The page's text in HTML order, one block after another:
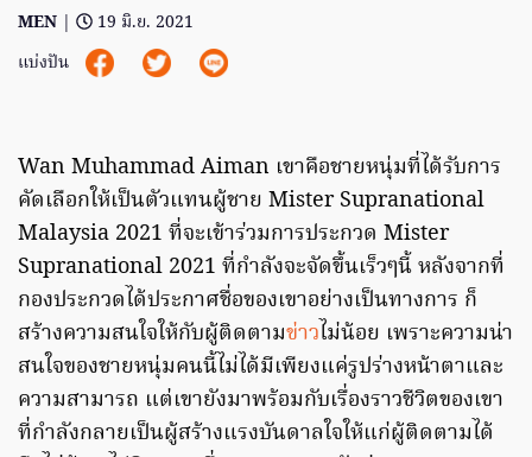
MEN |
19 มิ.ย. 2021
แบ่งปัน
Wan Muhammad Aiman เขาคือชายหนุ่มที่ได้รับการ
คัดเลือกให้เป็นตัวแทนผู้ชาย Mister Supranational
Malaysia 2021 ที่จะเข้าร่วมการประกวด Mister
Supranational 2021 ที่กำลังจะจัดขึ้นเร็วๆนี้ หลังจากที่
กองประกวดได้ประกาศชื่อของเขาอย่างเป็นทางการ ก็
สร้างความสนใจให้กับผู้ติดตามข่าวไม่น้อย เพราะความน่า
สนใจของชายหนุ่มคนนี้ไม่ได้มีเพียงแค่รูปร่างหน้าตาและ
ความสามารถ แต่เขายังมาพร้อมกับเรื่องราวชีวิตของเขา
ที่กำลังกลายเป็นผู้สร้างแรงบันดาลใจให้แก่ผู้ติดตามได้